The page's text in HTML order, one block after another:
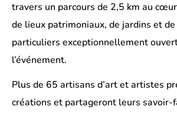
travers un parcours de 2,5 km au cœur
de lieux patrimoniaux, de jardins et
particuliers exceptionnellement
l’événement.
Plus de 65 artisans d’art et artistes
créations et partageront leurs savoir-